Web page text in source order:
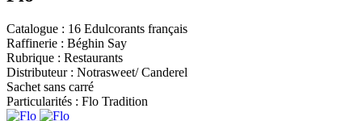
Catalogue : 16 Edulcorants français
Raffinerie : Béghin Say
Rubrique : Restaurants
Distributeur : Notrasweet/ Canderel
Sachet sans carré
Particularités : Flo Tradition